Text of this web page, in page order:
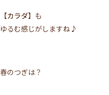
【カラダ】 も
ゆるむ感じがしますね♪
春のつぎは？